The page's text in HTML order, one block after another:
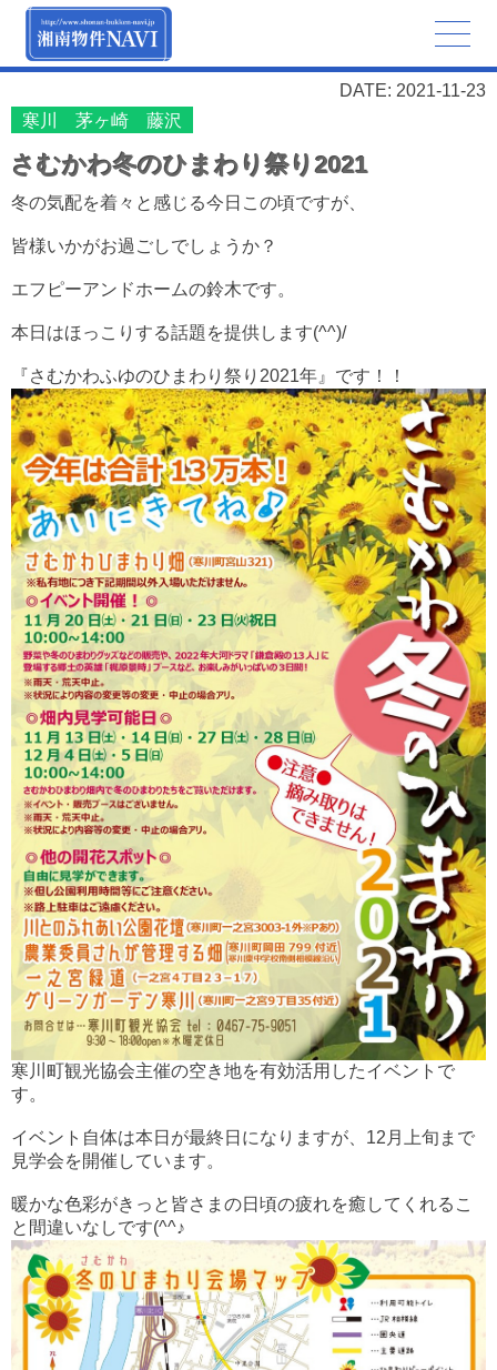
DATE: 2021-11-23
寒川 茅ヶ崎 藤沢
さむかわ冬のひまわり祭り2021
冬の気配を着々と感じる今日この頃ですが、
皆様いかがお過ごしでしょうか？
エフピーアンドホームの鈴木です。
本日はほっこりする話題を提供します(^^)/
『さむかわふゆのひまわり祭り2021年』です！！
寒川町観光協会主催の空き地を有効活用したイベントで
す。
イベント自体は本日が最終日になりますが、12月上旬まで
見学会を開催しています。
暖かな色彩がきっと皆さまの日頃の疲れを癒してくれるこ
と間違いなしです(^^♪